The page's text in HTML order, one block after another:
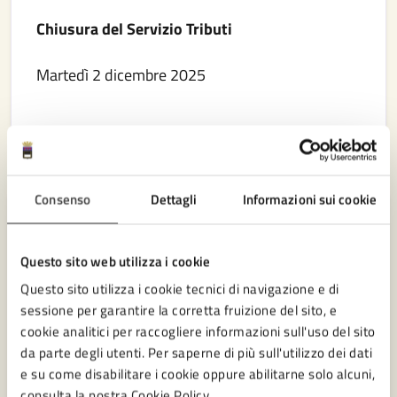
Consenso Dettagli Informazioni sui cookie
Questo sito web utilizza i cookie
Questo sito utilizza i cookie tecnici di navigazione e di
sessione per garantire la corretta fruizione del sito, e
cookie analitici per raccogliere informazioni sull'uso del sito
da parte degli utenti. Per saperne di più sull'utilizzo dei dati
e su come disabilitare i cookie oppure abilitarne solo alcuni,
Chiusura del Servizio Tributi
Martedì 2 dicembre 2025